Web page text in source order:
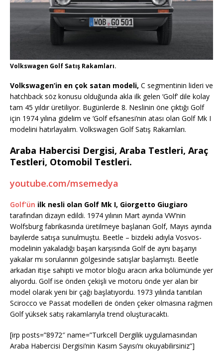
Volkswagen Golf Satış Rakamları.
Volkswagen’in en çok satan modeli, C segmentinin lideri ve
hatchback söz konusu olduğunda akla ilk gelen ‘Golf’ dile kolay
tam 45 yıldır üretiliyor. Bugünlerde 8. Neslinin öne çıktığı Golf
için 1974 yılına gidelim ve ‘Golf efsanesi’nin atası olan Golf Mk I
modelini hatırlayalım. Volkswagen Golf Satış Rakamları.
Araba Habercisi Dergisi, Araba Testleri, Araç
Testleri, Otomobil Testleri.
youtube.com/msemedya
Golf’ün ilk nesli olan Golf Mk I, Giorgetto Giugiaro
tarafından dizayn edildi. 1974 yılının Mart ayında VW’nin
Wolfsburg fabrikasında üretilmeye başlanan Golf, Mayıs ayında
bayilerde satışa sunulmuştu. Beetle – bizdeki adıyla Vosvos-
modelinin yakaladığı başarı karşısında Golf de aynı başarıyı
yakalar mı sorularının gölgesinde satışlar başlamıştı. Beetle
arkadan itişe sahipti ve motor bloğu aracın arka bölümünde yer
alıyordu. Golf ise önden çekişli ve motoru önde yer alan bir
model olarak yeni bir çağı başlatıyordu. 1973 yılında tanıtılan
Scirocco ve Passat modelleri de önden çeker olmasına rağmen
Golf yüksek satış rakamlarıyla trend oluşturacaktı.
[irp posts=”8972″ name=”Turkcell Dergilik uygulamasından
Araba Habercisi Dergisi’nin Kasım Sayısı’nı okuyabilirsiniz”]